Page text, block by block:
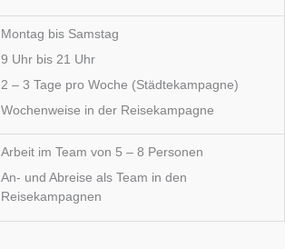
Montag bis Samstag
9 Uhr bis 21 Uhr
2 – 3 Tage pro Woche (Städtekampagne)
Wochenweise in der Reisekampagne
Arbeit im Team von 5 – 8 Personen
An- und Abreise als Team in den
Reisekampagnen